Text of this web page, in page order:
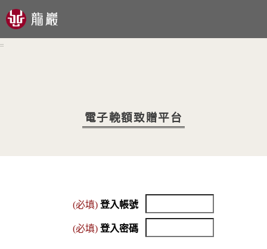
跳到主要內容區塊
:::
電子輓額致贈平台
(必填) 登入帳號
(必填) 登入密碼